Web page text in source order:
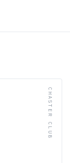
CHASTER CLUB